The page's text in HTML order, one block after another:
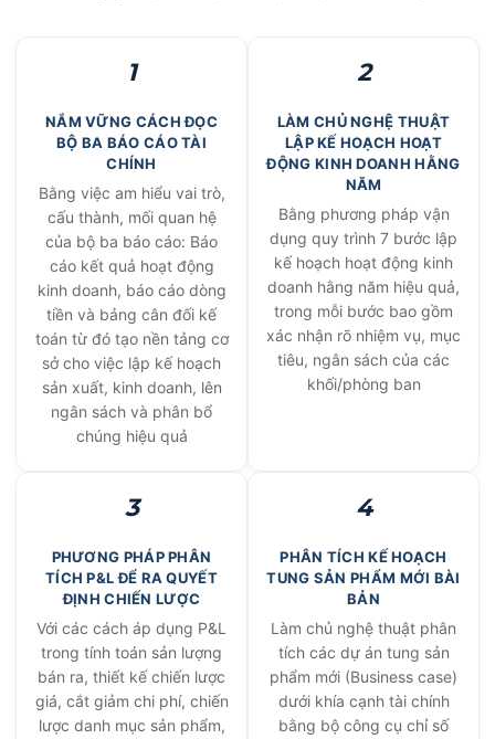
1
NẮM VỮNG CÁCH ĐỌC
BỘ BA BÁO CÁO TÀI
CHÍNH
Bằng việc am hiểu vai trò,
cấu thành, mối quan hệ
của bộ ba báo cáo: Báo
cáo kết quả hoạt động
kinh doanh, báo cáo dòng
tiền và bảng cân đối kế
toán từ đó tạo nền tảng cơ
sở cho việc lập kế hoạch
sản xuất, kinh doanh, lên
ngân sách và phân bổ
chúng hiệu quả
2
LÀM CHỦ NGHỆ THUẬT
LẬP KẾ HOẠCH HOẠT
ĐỘNG KINH DOANH HẰNG
NĂM
Bằng phương pháp vận
dụng quy trình 7 bước lập
kế hoạch hoạt động kinh
doanh hằng năm hiệu quả,
trong mỗi bước bao gồm
xác nhận rõ nhiệm vụ, mục
tiêu, ngân sách của các
khối/phòng ban
3
PHƯƠNG PHÁP PHÂN
TÍCH P&L ĐỂ RA QUYẾT
ĐỊNH CHIẾN LƯỢC
Với các cách áp dụng P&L
trong tính toán sản lượng
bán ra, thiết kế chiến lược
giá, cắt giảm chi phí, chiến
lược danh mục sản phẩm,
4
PHÂN TÍCH KẾ HOẠCH
TUNG SẢN PHẨM MỚI BÀI
BẢN
Làm chủ nghệ thuật phân
tích các dự án tung sản
phẩm mới (Business case)
dưới khía cạnh tài chính
bằng bộ công cụ chỉ số